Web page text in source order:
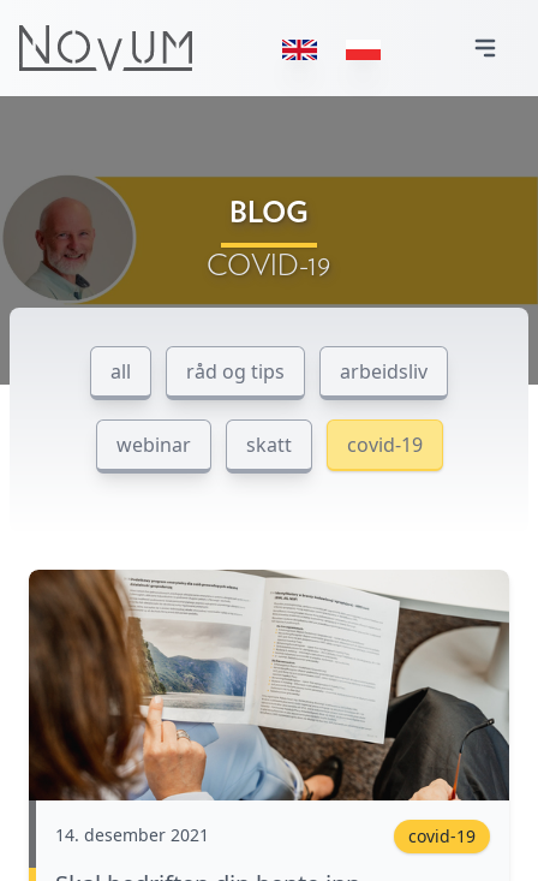
BLOG
COVID-19
all råd og tips arbeidsliv
webinar skatt covid-19
14. desember 2021 covid-19